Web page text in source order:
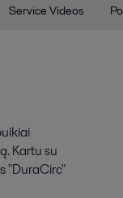
Service Videos
Kartu su
"DuraCirc"